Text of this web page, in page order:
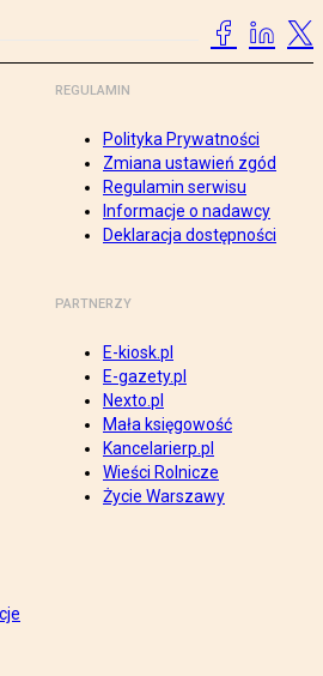
REGULAMIN
Polityka Prywatności
Zmiana ustawień zgód
Regulamin serwisu
Informacje o nadawcy
Deklaracja dostępności
PARTNERZY
E-kiosk.pl
E-gazety.pl
Nexto.pl
Mała księgowość
Kancelarierp.pl
Wieści Rolnicze
Życie Warszawy